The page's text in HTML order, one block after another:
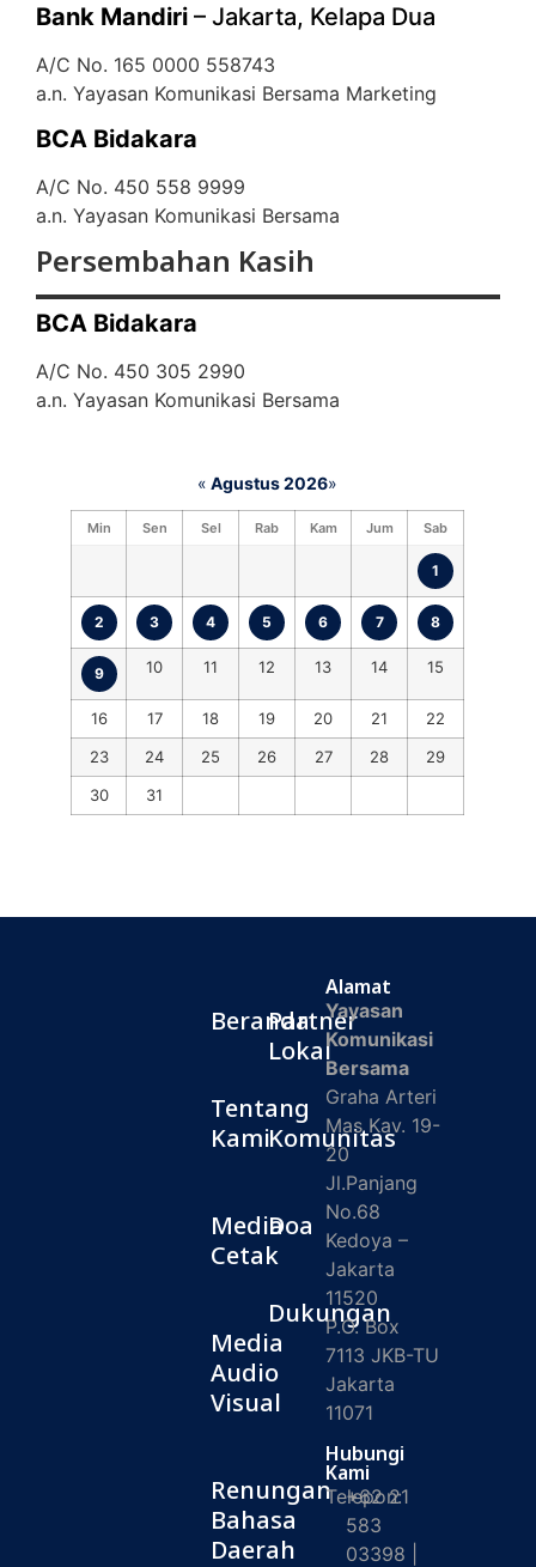
Bank Mandiri – Jakarta, Kelapa Dua
A/C No. 165 0000 558743
a.n. Yayasan Komunikasi Bersama Marketing
BCA Bidakara
A/C No. 450 558 9999
a.n. Yayasan Komunikasi Bersama
Persembahan Kasih
BCA Bidakara
A/C No. 450 305 2990
a.n. Yayasan Komunikasi Bersama
« Agustus 2026»
Min Sen Sel Rab Kam Jum Sab
1
2 3 4 5 6 7 8
9 10 11 12 13 14 15
16 17 18 19 20 21
22
23
24 25 26 27 28
29
30
31
Beranda
Tentang
Kami
Media
Cetak
Media
Audio
Visual
Renungan
Bahasa
Daerah
Partner
Lokal
Komunitas
Doa
Dukungan
Alamat
Yayasan
Komunikasi
Bersama
Graha Arteri
Mas Kav. 19-
20
Jl.Panjang
No.68
Kedoya –
Jakarta
11520
P.O. Box
7113 JKB-TU
Jakarta
11071
Hubungi
Kami
Telepon:
+62 21
583
03398 |